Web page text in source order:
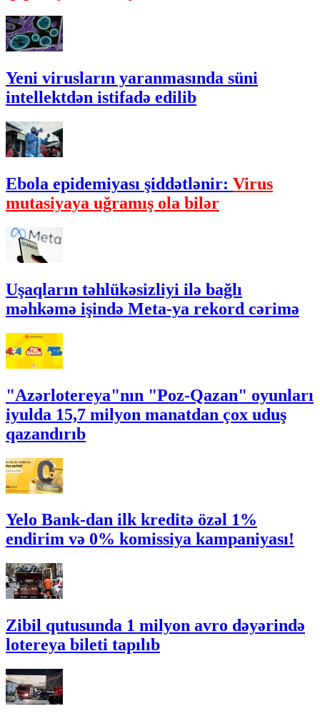
Yeni virusların yaranmasında süni
intellektdən istifadə edilib
Ebola epidemiyası şiddətlənir: Virus
mutasiyaya uğramış ola bilər
Uşaqların təhlükəsizliyi ilə bağlı
məhkəmə işində Meta-ya rekord cərimə
"Azərlotereya"nın "Poz-Qazan" oyunları
iyulda 15,7 milyon manatdan çox uduş
qazandırıb
Yelo Bank-dan ilk kreditə özəl 1%
endirim və 0% komissiya kampaniyası!
Zibil qutusunda 1 milyon avro dəyərində
lotereya bileti tapılıb